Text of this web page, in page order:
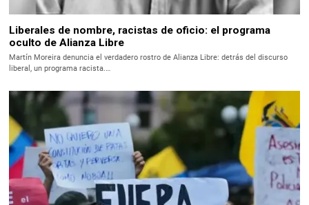
Liberales de nombre, racistas de oficio: el programa
oculto de Alianza Libre
Martín Moreira denuncia el verdadero rostro de Alianza Libre: detrás del discurso
liberal, un programa racista.…